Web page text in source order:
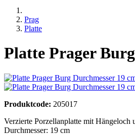
Prag
Platte
Platte Prager
Produktcode: 205017
Verzierte Porzellanplatte mit
Durchmesser: 19 cm